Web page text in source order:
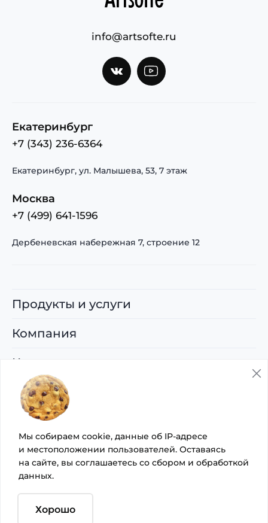
info@artsofte.ru
Екатеринбург
+7 (343) 236-6364
Екатеринбург, ул. Малышева, 53, 7 этаж
Москва
+7 (499) 641-1596
Дербеневская набережная 7, строение 12
Продукты и услуги
Компания
Карьера
Поддержка
© 2026 ООО «Управляющая компания
«Артсофте»
Политика организации в отношении обработки
персональных данных на сайте
Согласие на осуществление рекламной рассылки
Мы собираем cookie, данные об IP-адресе
и местоположении пользователей. Оставаясь
на сайте, вы соглашаетесь со сбором и обработкой
данных.
Хорошо